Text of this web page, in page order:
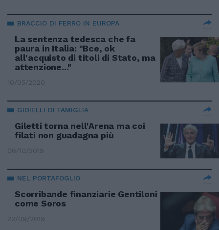
BRACCIO DI FERRO IN EUROPA
La sentenza tedesca che fa
paura in Italia: "Bce, ok
all'acquisto di titoli di Stato, ma
attenzione..."
10/05/2020
GIOIELLI DI FAMIGLIA
Giletti torna nell'Arena ma coi
filati non guadagna più
06/10/2019
NEL PORTAFOGLIO
Scorribande finanziarie Gentiloni
come Soros
22/09/2019